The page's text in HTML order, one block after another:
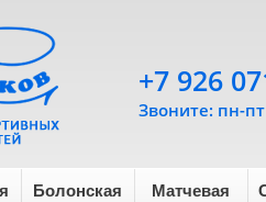
Болонская Матчевая
+7 926
Звоните: пн-